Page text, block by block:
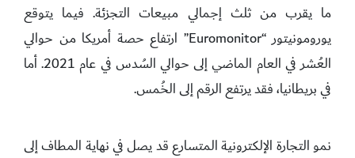
ما يقرب من ثلث إجمالي مبيعات التجزئة. فيما يتوقع
يورومونيتور “Euromonitor” ارتفاع حصة أمريكا من حوالي
العُشر في العام الماضي إلى حوالي السُدس في عام 2021. أما
في بريطانيا، فقد يرتفع الرقم إلى الخُمس.
نمو التجارة الإلكترونية المتسارع قد يصل في نهاية المطاف إلى